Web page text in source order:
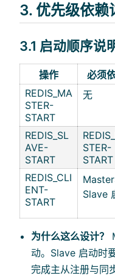
3. 优先级依赖
3.1 启动顺序说
操作 必须
REDIS_MA
STER-
START
无
REDIS_SL
AVE-
START
STER-
START
REDIS_CLI
ENT-
START
Master
Slave
为什么这么设计？
动。Slave 启动时
完成主从注册与同